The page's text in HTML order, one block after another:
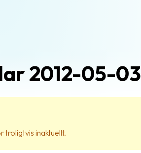
2012-05-03
troligtvis inaktuellt.